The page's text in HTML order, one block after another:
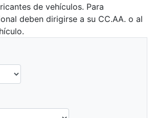
de vehículos. Para
deben dirigirse a su CC.AA. o al